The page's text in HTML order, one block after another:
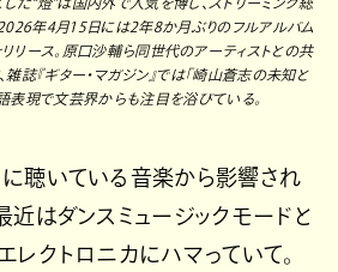
年4月15日には2年8か月ぶりのフルアルバム
リース。原口沙輔ら同世代のアーティストとの共
誌『ギター・マガジン』では「崎山蒼志の未知と
表現で文芸界からも注目を浴びている。
聴いている音楽から影響され
近はダンスミュージックモードと
レクトロニカにハマっていて。